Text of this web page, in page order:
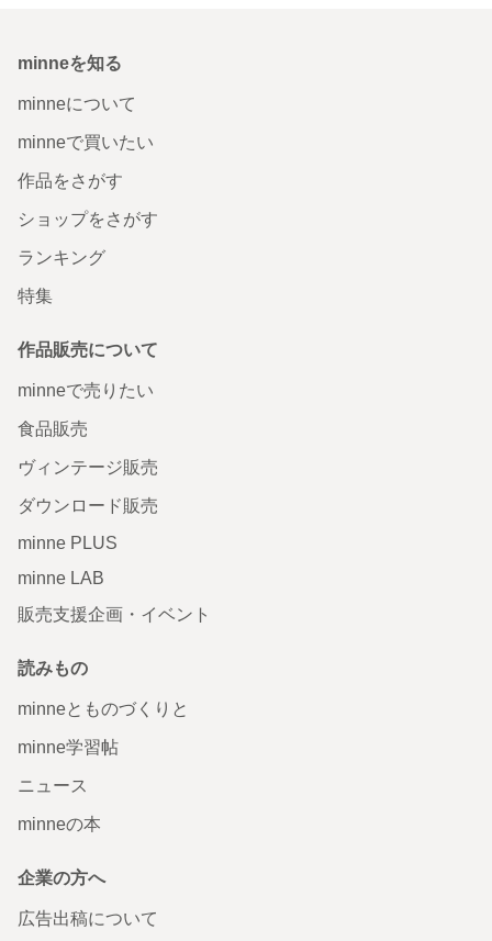
minneを知る
minneについて
minneで買いたい
作品をさがす
ショップをさがす
ランキング
特集
作品販売について
minneで売りたい
食品販売
ヴィンテージ販売
ダウンロード販売
minne PLUS
minne LAB
販売支援企画・イベント
読みもの
minneとものづくりと
minne学習帖
ニュース
minneの本
企業の方へ
広告出稿について